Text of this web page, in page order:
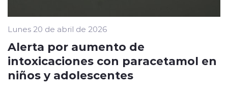
Lunes 20 de abril de 2026
Alerta por aumento de
intoxicaciones con paracetamol en
niños y adolescentes